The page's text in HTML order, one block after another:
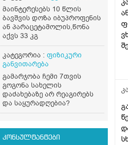
სხვა საშუალება და
გამოსაალი არაა,ძალიან
ბევრჯერ ველაპარაკე
მშვიდად,უკვე ყელში რომ
ამომივიდა ყვირილზე
გადავედი,არასასიამოვნოა
მისი ეს ქცევა.. მივიღებ
რჩევებს როგორ მოვიქცე
ასეთ შემთხევაში
მაინტერესებს 10 წლის
ბავშვის დოზა იბუპროფენის
ან პარაცეტამოლის,წონა
აქვს 33 კგ
კატეგორია : ფიზიკური
განვითარება
გამარჯობა ჩემი 7თვის
გოგონა სახელის
დაძახებაზე არ რეაგირებს
და საყურადღებია?
კონსულტანტები